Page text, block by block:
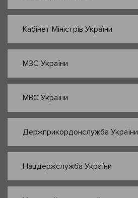
Кабінет Міністрів України
МЗС України
МВС України
Держприкордонслужба України
Нацдержслужба України